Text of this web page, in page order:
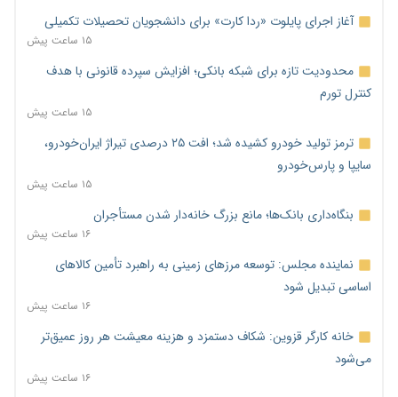
آغاز اجرای پایلوت «ردا کارت» برای دانشجویان تحصیلات تکمیلی
۱۵ ساعت پیش
محدودیت تازه برای شبکه بانکی؛ افزایش سپرده قانونی با هدف
کنترل تورم
۱۵ ساعت پیش
ترمز تولید خودرو کشیده شد؛ افت ۲۵ درصدی تیراژ ایران‌خودرو،
سایپا و پارس‌خودرو
۱۵ ساعت پیش
بنگاه‌داری بانک‌ها؛ مانع بزرگ خانه‌دار شدن مستأجران
۱۶ ساعت پیش
نماینده مجلس: توسعه مرزهای زمینی به راهبرد تأمین کالاهای
اساسی تبدیل شود
۱۶ ساعت پیش
خانه کارگر قزوین: شکاف دستمزد و هزینه معیشت هر روز عمیق‌تر
می‌شود
۱۶ ساعت پیش